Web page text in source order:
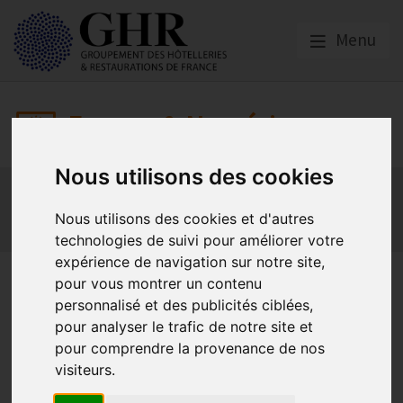
Nous utilisons des cookies
Nous utilisons des cookies et d'autres
technologies de suivi pour améliorer votre
expérience de navigation sur notre site,
pour vous montrer un contenu
personnalisé et des publicités ciblées,
pour analyser le trafic de notre site et
pour comprendre la provenance de nos
visiteurs.
Menu
Europe & Numérique
Actualités
Plateformes en ligne
Economie collaborative
Innovation et digitalisation
Mon Parc Num
Informatique Europe
Informatique
Sécurisation des paiements en ligne
Publié le
Authentification forte du client pour les transactions en